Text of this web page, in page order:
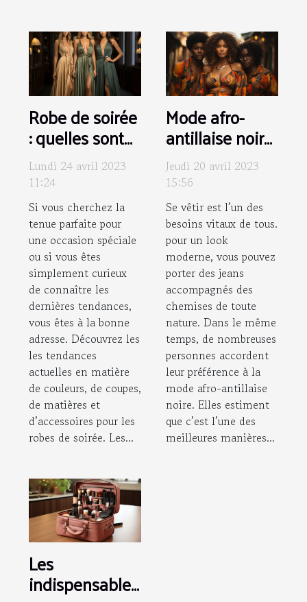
Robe de soirée
: quelles sont
les nouvelles
tendances ?
Lundi 24 avril 2023
11:24
Si vous cherchez la
tenue parfaite pour
une occasion spéciale
ou si vous êtes
simplement curieux
de connaître les
dernières tendances,
vous êtes à la bonne
adresse. Découvrez les
les tendances
actuelles en matière
de couleurs, de coupes,
de matières et
d’accessoires pour les
robes de soirée. Les...
Mode afro-
antillaise noire
: Pourquoi
choisir les
vêtements
Black Lives ?
Jeudi 20 avril 2023
15:56
Se vêtir est l’un des
besoins vitaux de tous.
pour un look
moderne, vous pouvez
porter des jeans
accompagnés des
chemises de toute
nature. Dans le même
temps, de nombreuses
personnes accordent
leur préférence à la
mode afro-antillaise
noire. Elles estiment
que c’est l’une des
meilleures manières...
Les
indispensables